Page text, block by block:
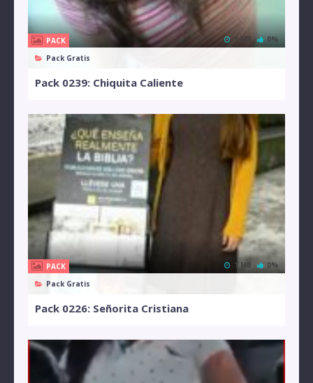
PACK
Pack Gratis
1 MB 0%
Pack 0239: Chiquita Caliente
PACK
Pack Gratis
1 MB 0%
Pack 0226: Señorita Cristiana